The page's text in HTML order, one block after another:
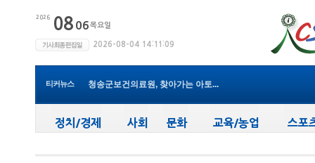
티커뉴스
청송군보건의료원, 2026년 지역사...
청송군보건의료원, 찾아가는 아토...
(사)한국후계농업경영인 청송군연...
청송군청소년수련관, 청소년들의 ...